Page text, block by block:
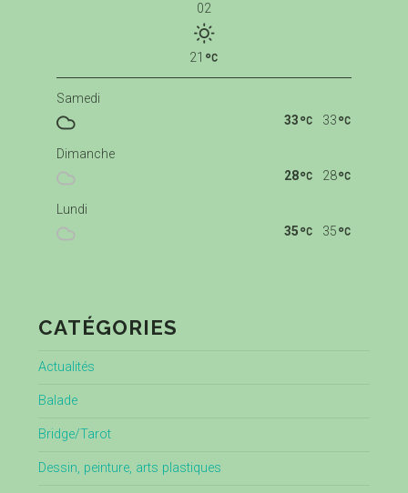
02
21
Samedi
33
33
Dimanche
28
28
Lundi
35
35
CATÉGORIES
Actualités
Balade
Bridge/Tarot
Dessin, peinture, arts plastiques